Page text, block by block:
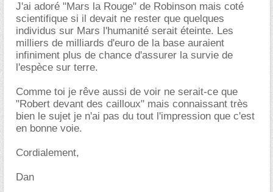
J'ai adoré "Mars la Rouge" de Robinson mais coté
scientifique si il devait ne rester que quelques
individus sur Mars l'humanité serait éteinte. Les
milliers de milliards d'euro de la base auraient
infiniment plus de chance d'assurer la survie de
l'espèce sur terre.
Comme toi je rêve aussi de voir ne serait-ce que
"Robert devant des cailloux" mais connaissant très
bien le sujet je n'ai pas du tout l'impression que c'est
en bonne voie.
Cordialement,
Dan